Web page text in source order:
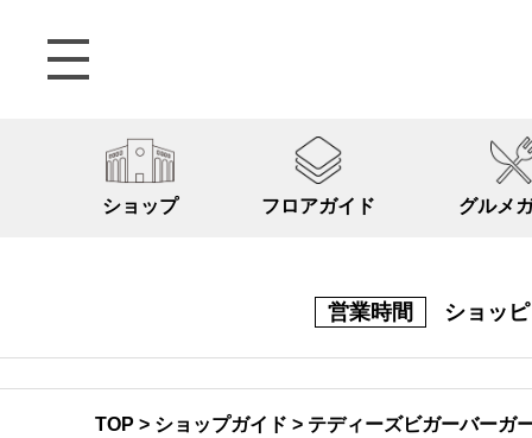
ショップ フロアガイド グルメ
営業時間 ショッ
TOP > ショップガイド > テディーズビガーバーガ